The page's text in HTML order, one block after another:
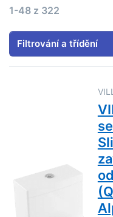
Výsledky vyhledávání:
1-48 z 322
Filtrování a třídění